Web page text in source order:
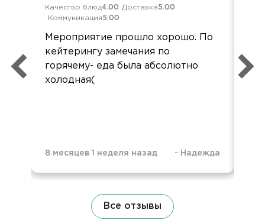
Качество блюд4.00 Доставка5.00
Коммуникация5.00
Мероприятие прошло хорошо. По
кейтерингу замечания по
горячему- еда была абсолютно
холодная(
8 месяцев 1 неделя назад - Надежда
Все отзывы